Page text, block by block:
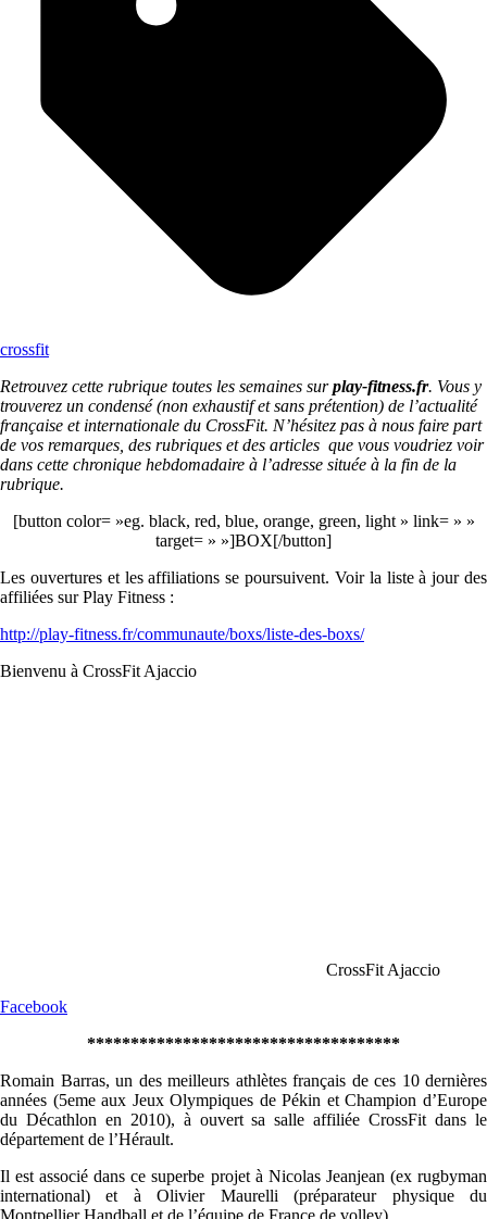
crossfit
Retrouvez cette rubrique toutes les semaines sur play-fitness.fr. Vous y
trouverez un condensé (non exhaustif et sans prétention) de l’actualité
française et internationale du CrossFit. N’hésitez pas à nous faire part
de vos remarques, des rubriques et des articles que vous voudriez voir
dans cette chronique hebdomadaire à l’adresse située à la fin de la
rubrique.
[button color= »eg. black, red, blue, orange, green, light » link= » »
target= » »]BOX[/button]
Les ouvertures et les affiliations se poursuivent. Voir la liste à jour des
affiliées sur Play Fitness :
http://play-fitness.fr/communaute/boxs/liste-des-boxs/
Bienvenu à CrossFit Ajaccio
CrossFit Ajaccio
Facebook
************************************
Romain Barras, un des meilleurs athlètes français de ces 10 dernières
années (5eme aux Jeux Olympiques de Pékin et Champion d’Europe
du Décathlon en 2010), à ouvert sa salle affiliée CrossFit dans le
département de l’Hérault.
Il est associé dans ce superbe projet à Nicolas Jeanjean (ex rugbyman
international) et à Olivier Maurelli (préparateur physique du
Montpellier Handball et de l’équipe de France de volley).